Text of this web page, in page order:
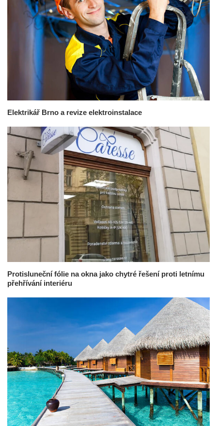
Elektrikář Brno a revize elektroinstalace
Protisluneční fólie na okna jako chytré řešení proti letnímu
přehřívání interiéru